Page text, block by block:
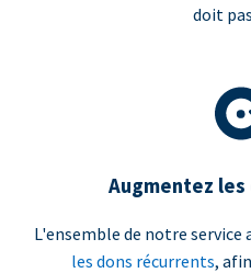
doit
Augmentez
L'ensemble de notre service
les dons récurrents,